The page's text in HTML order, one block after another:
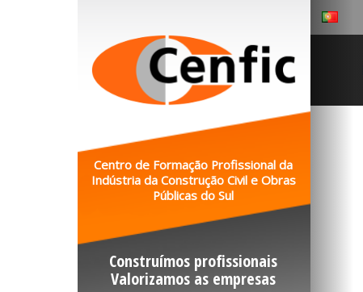
Centro de Formação Profissional da
Indústria da Construção Civil e Obras
Públicas do Sul
Construímos profissionais
Valorizamos as empresas